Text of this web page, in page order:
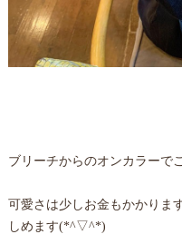
ブリーチからのオンカラーで
可愛さは少しお金もかかりま
しめます(*^▽^*)